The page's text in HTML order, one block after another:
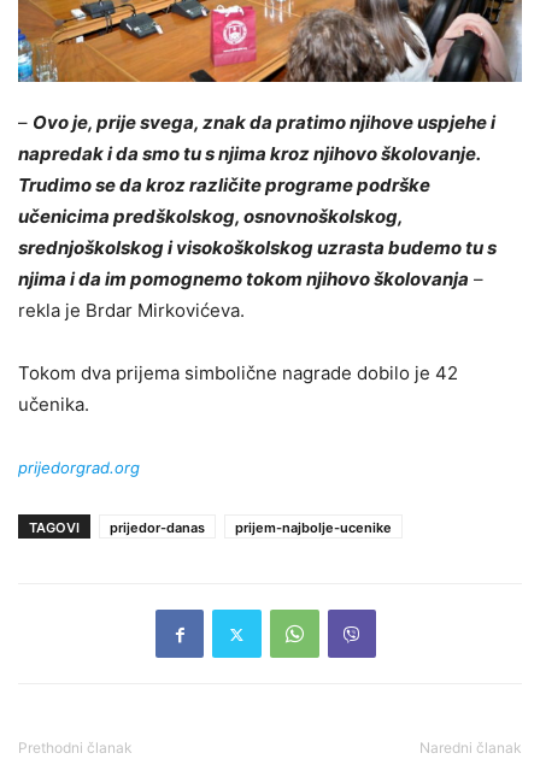
– Ovo je, prije svega, znak da pratimo njihove uspjehe i
napredak i da smo tu s njima kroz njihovo školovanje.
Trudimo se da kroz različite programe podrške
učenicima predškolskog, osnovnoškolskog,
srednjoškolskog i visokoškolskog uzrasta budemo tu s
njima i da im pomognemo tokom njihovo školovanja –
rekla je Brdar Mirkovićeva.
Tokom dva prijema simbolične nagrade dobilo je 42
učenika.
prijedorgrad.org
TAGOVI prijedor-danas prijem-najbolje-ucenike
Prethodni članak Naredni članak